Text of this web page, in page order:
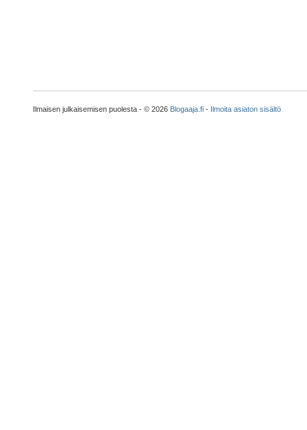
Ilmaisen julkaisemisen puolesta - © 2026 Blogaaja.fi- Ilmoita asiaton sisältö